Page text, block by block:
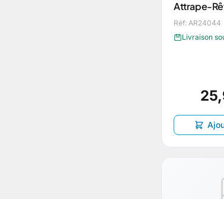
Attrape-
Réf: AR24044
Livraison